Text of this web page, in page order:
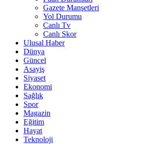
Gazete Manşetleri
Yol Durumu
Canlı Tv
Canlı Skor
Ulusal Haber
Dünya
Güncel
Asayiş
Siyaset
Ekonomi
Sağlık
Spor
Magazin
Eğitim
Hayat
Teknoloji